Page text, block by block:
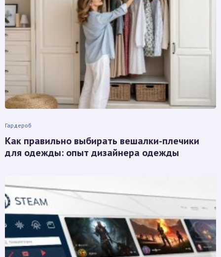
Гардероб
Как правильно выбирать вешалки-плечики
для одежды: опыт дизайнера одежды